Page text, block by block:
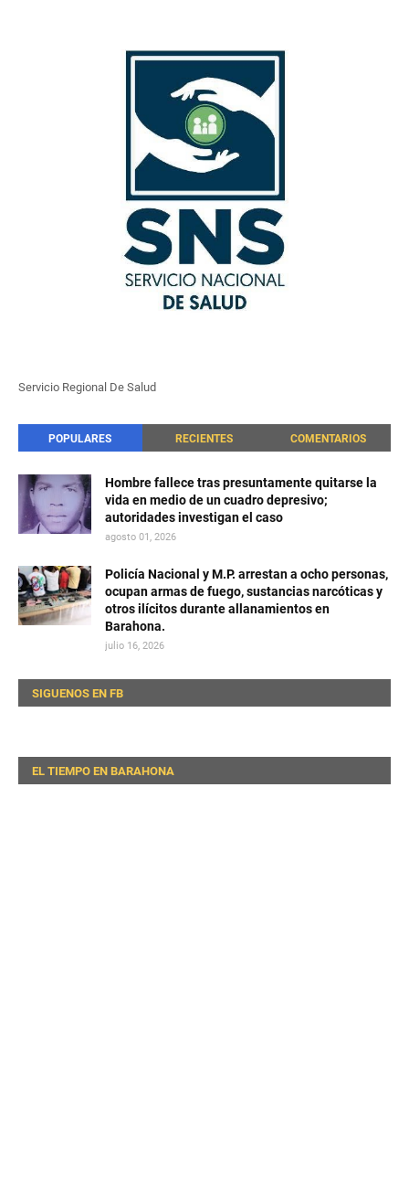
Servicio Regional De Salud
POPULARES RECIENTES COMENTARIOS
Hombre fallece tras presuntamente quitarse la
vida en medio de un cuadro depresivo;
autoridades investigan el caso
agosto 01, 2026
Policía Nacional y M.P. arrestan a ocho personas,
ocupan armas de fuego, sustancias narcóticas y
otros ilícitos durante allanamientos en
Barahona.
julio 16, 2026
SIGUENOS EN FB
EL TIEMPO EN BARAHONA